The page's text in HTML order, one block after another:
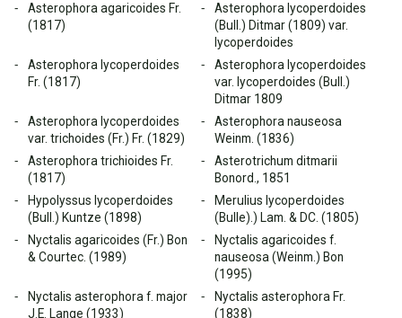
Asterophora agaricoides Fr.
(1817)
Asterophora lycoperdoides
(Bull.) Ditmar (1809) var.
lycoperdoides
Asterophora lycoperdoides
Fr. (1817)
Asterophora lycoperdoides
var. lycoperdoides (Bull.)
Ditmar 1809
Asterophora lycoperdoides
var. trichoides (Fr.) Fr. (1829)
Asterophora nauseosa
Weinm. (1836)
Asterophora trichioides Fr.
(1817)
Asterotrichum ditmarii
Bonord., 1851
Hypolyssus lycoperdoides
(Bull.) Kuntze (1898)
Merulius lycoperdoides
(Bulle).) Lam. & DC. (1805)
Nyctalis agaricoides (Fr.) Bon
& Courtec. (1989)
Nyctalis agaricoides f.
nauseosa (Weinm.) Bon
(1995)
Nyctalis asterophora f. major
J.E. Lange (1933)
Nyctalis asterophora Fr.
(1838)